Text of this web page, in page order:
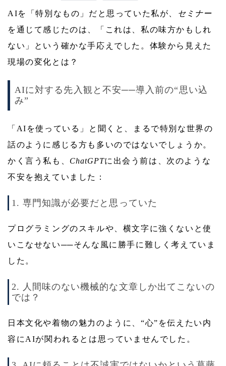
AIを「特別なもの」だと思っていた私が、
セミナー
を通じて感じたのは、「これは、私の味方かもしれ
ない」という確かな手応えでした。体験から見えた
現場の変化とは？
AIに対する先入観と不安──導入前の“思い込
み”
「AIを使っている」と聞くと、まるで特別な世界の
話のように感じる方も多いのではないでしょうか。
かく言う私も、 ChatGPTに出会う前は、次のような
不安を抱えていました：
1. 専門知識が必要だと思っていた
プログラミングのスキルや、横文字に強くないと使
いこなせない──そんな風に勝手に難しく考えていま
した。
2. 人間味のない機械的な文章しか出てこないの
では？
日本文化や着物の魅力のように、“心”を伝えたい内
容にAIが関われるとは思っていませんでした。